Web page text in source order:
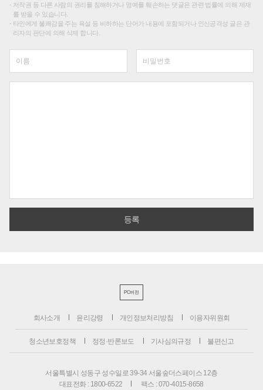
저작권 등 다른 사람의 권리를 침해하거나 명예를 훼손하는 댓글은 관련 법률에 의해 제재
를 받을 수 있습니다.
타인에게 불쾌감을 주는 욕설 등 비하하는 단어가 내용에 포함되거나 인신공격성 글은 관
리자의 판단에 의해 삭제 합니다.
PC버전
회사소개 윤리강령 개인정보처리방침 이용자위원회
청소년보호정책 정정·반론보도 기사심의규정 불편신고
서울특별시 성동구 성수일로 39-34 서울숲더스페이스 12층
대표전화 : 1800-6522
팩스 : 070-4015-8658